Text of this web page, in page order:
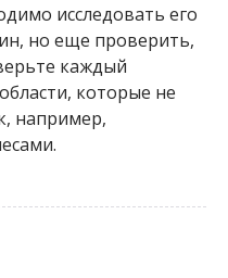
исследовать его
но еще проверить,
каждый
которые не
например,